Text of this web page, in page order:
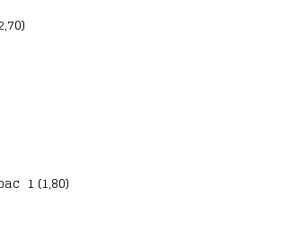
1 (1,80)